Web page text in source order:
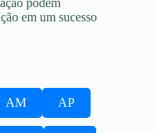
podem
em um sucesso
AM AP